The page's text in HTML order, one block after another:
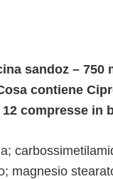
sandoz –
contiene
compresse in
magnesio